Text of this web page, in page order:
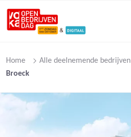
Home Alle deelnemende bedrijven
Broeck